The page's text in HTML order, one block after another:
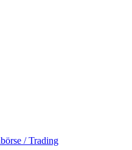
/ Trading